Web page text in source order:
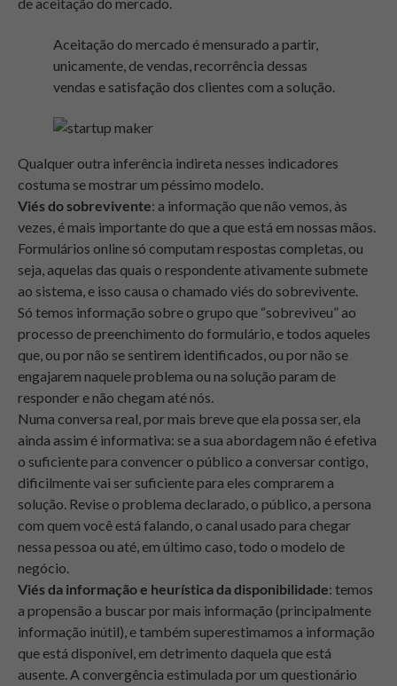
de aceitação do mercado.
Aceitação do mercado é mensurado a partir,
unicamente, de vendas, recorrência dessas
vendas e satisfação dos clientes com a solução.
Qualquer outra inferência indireta nesses indicadores
costuma se mostrar um péssimo modelo.
Viés do sobrevivente: a informação que não vemos, às
vezes, é mais importante do que a que está em nossas mãos.
Formulários online só computam respostas completas, ou
seja, aquelas das quais o respondente ativamente submete
ao sistema, e isso causa o chamado viés do sobrevivente.
Só temos informação sobre o grupo que “sobreviveu” ao
processo de preenchimento do formulário, e todos aqueles
que, ou por não se sentirem identificados, ou por não se
engajarem naquele problema ou na solução param de
responder e não chegam até nós.
Numa conversa real, por mais breve que ela possa ser, ela
ainda assim é informativa: se a sua abordagem não é efetiva
o suficiente para convencer o público a conversar contigo,
dificilmente vai ser suficiente para eles comprarem a
solução. Revise o problema declarado, o público, a persona
com quem você está falando, o canal usado para chegar
nessa pessoa ou até, em último caso, todo o modelo de
negócio.
Viés da informação e heurística da disponibilidade: temos
a propensão a buscar por mais informação (principalmente
informação inútil), e também superestimamos a informação
que está disponível, em detrimento daquela que está
ausente. A convergência estimulada por um questionário